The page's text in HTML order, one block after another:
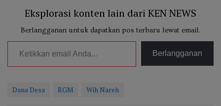
Eksplorasi konten lain dari KEN NEWS
Berlangganan untuk dapatkan pos terbaru lewat email.
Ketikkan email Anda...
Berlangganan
Dana Desa RGM Wih Nareh